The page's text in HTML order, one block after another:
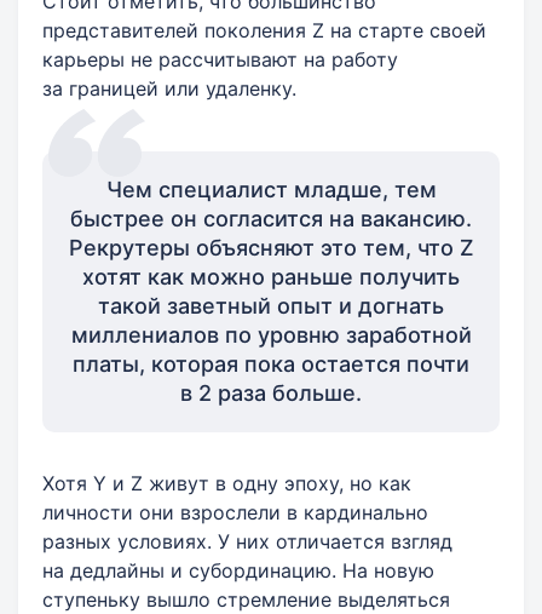
представителей поколения Z на старте своей
карьеры не рассчитывают на работу
за границей или удаленку.
Чем специалист младше, тем
быстрее он согласится на вакансию.
Рекрутеры объясняют это тем, что Z
хотят как можно раньше получить
такой заветный опыт и догнать
миллениалов по уровню заработной
платы, которая пока остается почти
в 2 раза больше.
Хотя Y и Z живут в одну эпоху, но как
личности они взрослели в кардинально
разных условиях. У них отличается взгляд
на дедлайны и субординацию. На новую
ступеньку вышло стремление выделяться